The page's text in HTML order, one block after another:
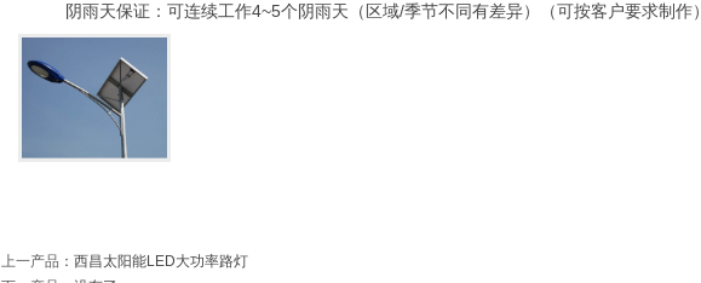
阴雨天保证：可连续工作4~5个阴雨天（区域/季节不同有差异）（可按客户要求制作）
上一产品 ： 西昌太阳能LED大功率路灯